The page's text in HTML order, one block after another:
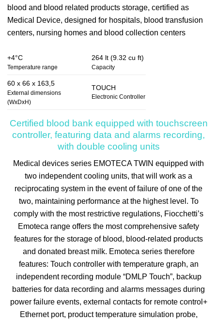
blood and blood related products storage, certified as
Medical Device, designed for hospitals, blood transfusion
centers, nursing homes and blood collection centers
+4°C
Temperature range
264 lt (9.32 cu ft)
Capacity
60 x 66 x 163,5
External dimensions
(WxDxH)
TOUCH
Electronic Controller
Certified blood bank equipped with touchscreen
controller, featuring data and alarms recording,
with double cooling units
Medical devices series EMOTECA TWIN equipped with
two independent cooling units, that will work as a
reciprocating system in the event of failure of one of the
two, maintaining performance at the highest level. To
comply with the most restrictive regulations, Fiocchetti’s
Emoteca range offers the most comprehensive safety
features for the storage of blood, blood-related products
and donated breast milk. Emoteca series therefore
features: Touch controller with temperature graph, an
independent recording module “DMLP Touch”, backup
batteries for data recording and alarms messages during
power failure events, external contacts for remote control+
Ethernet port, product temperature simulation probe,